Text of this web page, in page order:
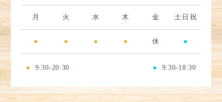
月 火 水 木 金 土日祝
● ● ● ● 休 ●
● 9:30-20:30 ● 9:30-18:30